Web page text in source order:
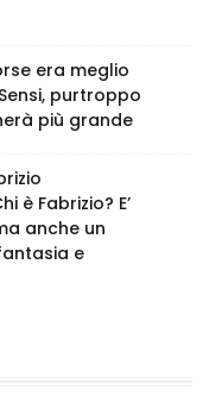
era meglio
purtroppo
più grande
è Fabrizio? E’
anche un
e